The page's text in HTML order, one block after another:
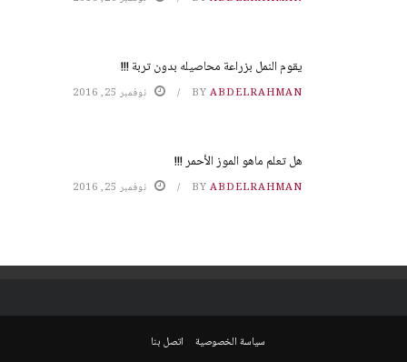
يقوم النمل بزراعة محاصيله بدون تربة !!!
BY ABDELRAHMAN نوفمبر 25, 2016
هل تعلم ماهو الموز الأحمر !!!
BY ABDELRAHMAN نوفمبر 25, 2016
سياسة الخصوصية اتصل بنا